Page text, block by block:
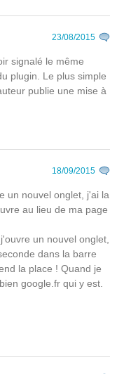
23/08/2015
signalé le même
plugin. Le plus simple
publie une mise à
18/09/2015
un nouvel onglet, j'ai la
au lieu de ma page
un nouvel onglet,
dans la barre
la place ! Quand je
google.fr qui y est.